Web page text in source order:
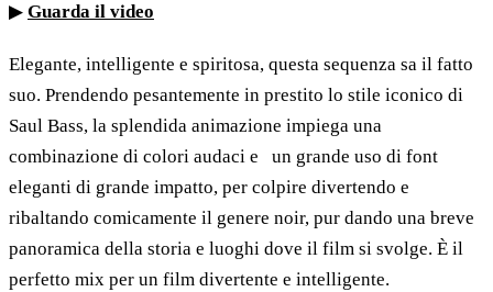
▶ Guarda il video
Elegante, intelligente e spiritosa, questa sequenza sa il fatto
suo. Prendendo pesantemente in prestito lo stile iconico di
Saul Bass, la splendida animazione impiega una
combinazione di colori audaci e un grande uso di font
eleganti di grande impatto, per colpire divertendo e
ribaltando comicamente il genere noir, pur dando una breve
panoramica della storia e luoghi dove il film si svolge. È il
perfetto mix per un film divertente e intelligente.